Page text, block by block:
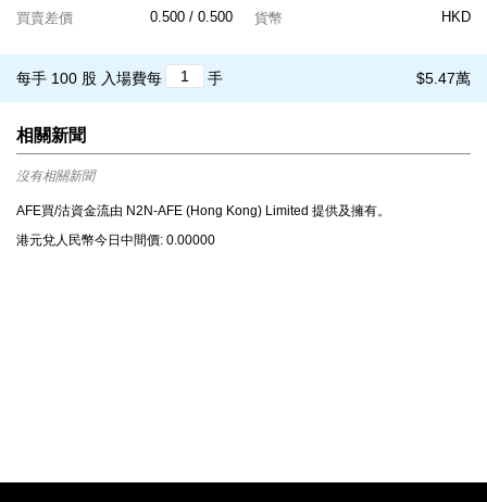
0.500 / 0.500
買賣差價 HKD
貨幣
$5.47萬
每手 100 股 入場費每 手
相關新聞
沒有相關新聞
AFE買/沽資金流由 N2N-AFE (Hong Kong) Limited 提供及擁有。
港元兌⼈⺠幣今⽇中間價: 0.00000